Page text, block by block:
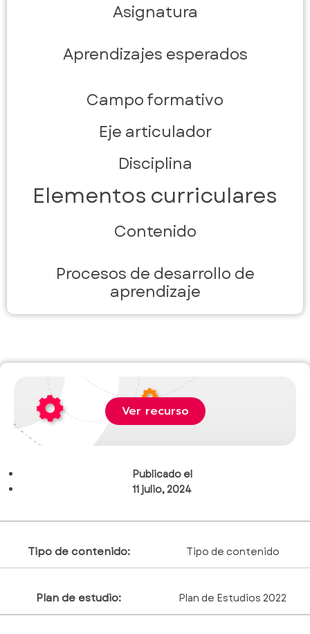
Asignatura
Aprendizajes esperados
Campo formativo
Eje articulador
Disciplina
Elementos curriculares
Contenido
Procesos de desarrollo de
aprendizaje
Ver recurso
Publicado el
11 julio, 2024
Tipo de contenido: Tipo de contenido
Plan de estudio: Plan de Estudios 2022